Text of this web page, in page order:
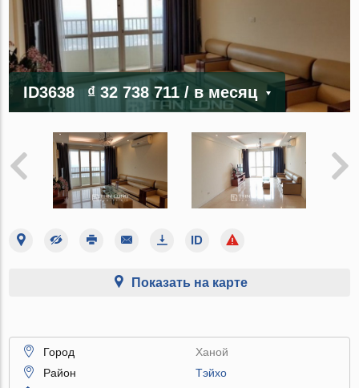
ID3638 ₫ 32 738 711/ в месяц
Показать на карте
Город
Ханой
Район
Тэйхо